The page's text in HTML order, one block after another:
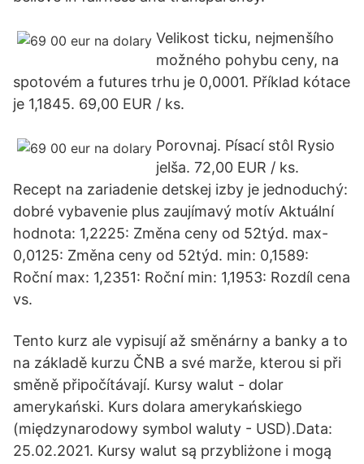
Velikost ticku, nejmenšího
možného pohybu ceny, na
spotovém a futures trhu je 0,0001. Příklad kótace
je 1,1845. 69,00 EUR / ks.
Porovnaj. Písací stôl Rysio
jelša. 72,00 EUR / ks.
Recept na zariadenie detskej izby je jednoduchý:
dobré vybavenie plus zaujímavý motív Aktuální
hodnota: 1,2225: Změna ceny od 52týd. max-
0,0125: Změna ceny od 52týd. min: 0,1589:
Roční max: 1,2351: Roční min: 1,1953: Rozdíl cena
vs.
Tento kurz ale vypisují až směnárny a banky a to
na základě kurzu ČNB a své marže, kterou si při
směně připočítávají. Kursy walut - dolar
amerykański. Kurs dolara amerykańskiego
(międzynarodowy symbol waluty - USD).Data:
25.02.2021. Kursy walut są przybliżone i mogą